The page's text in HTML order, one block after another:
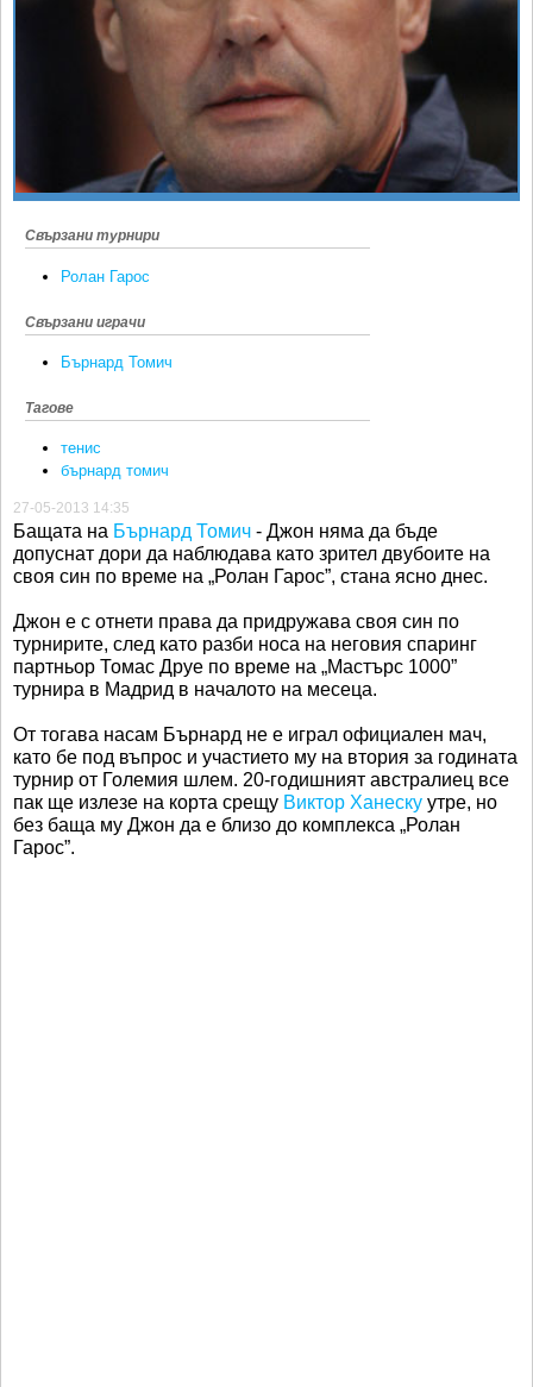
КЛУБОВЕ
Спорт&Фитнес
Свързани турнири
Ролан Гарос
Свързани играчи
Бърнард Томич
Тагове
тенис
бърнард томич
27-05-2013 14:35
Бащата на Бърнард Томич - Джон няма да бъде
допуснат дори да наблюдава като зрител двубоите на
своя син по време на „Ролан Гарос”, стана ясно днес.
Джон е с отнети права да придружава своя син по
турнирите, след като разби носа на неговия спаринг
партньор Томас Друе по време на „Мастърс 1000”
турнира в Мадрид в началото на месеца.
От тогава насам Бърнард не е играл официален мач,
като бе под въпрос и участието му на втория за годината
турнир от Големия шлем. 20-годишният австралиец все
пак ще излезе на корта срещу Виктор Ханеску утре, но
без баща му Джон да е близо до комплекса „Ролан
Гарос”.